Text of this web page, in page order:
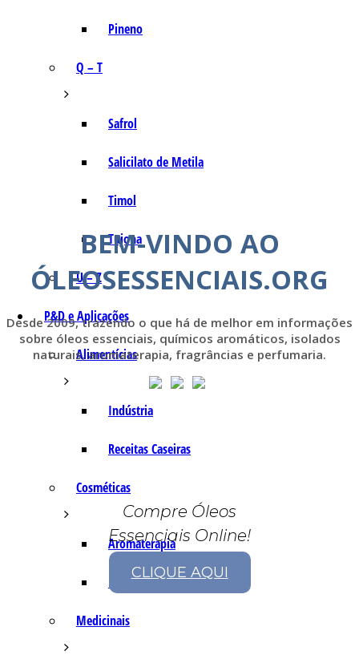
Pineno
Q – T
Safrol
Salicilato de Metila
Timol
Tujona
U – Z
P&D e Aplicações
Alimentícias
Indústria
Receitas Caseiras
Cosméticas
Aromaterapia
Fórmulas Caseiras
Medicinais
BEM-VINDO AO
ÓLEOSESSENCIAIS.ORG
Desde 2009, trazendo o que há de melhor em informações
sobre óleos essenciais, químicos aromáticos, isolados
naturais, aromaterapia, fragrâncias e perfumaria.
Compre Óleos
Essenciais Online!
CLIQUE AQUI